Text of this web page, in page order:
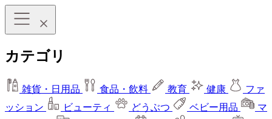
カテゴリ
雑貨・日用品 食品・飲料 教育 健康
ファ
ッション
ビューティ どうぶつ ベビー用品
マ